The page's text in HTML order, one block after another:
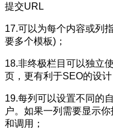
提交URL
17.可以为每个内容或列
要多个模板)；
18.非终极栏目可以独立
页，更有利于SEO的设计
19.每列可以设置不同的
户。如果一列需要显示
和调用；